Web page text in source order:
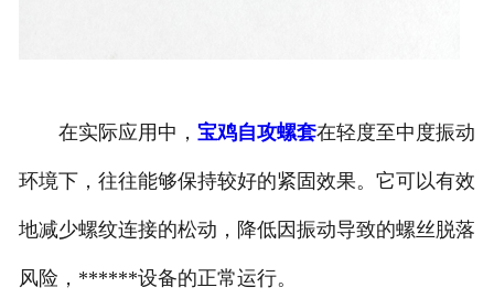
在实际应用中， 宝鸡自攻螺套在轻度至中度振动
环境下，往往能够保持较好的紧固效果。它可以有效
地减少螺纹连接的松动，降低因振动导致的螺丝脱落
风险，******设备的正常运行。